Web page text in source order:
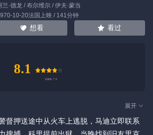
兰·德龙/布尔维尔/伊夫·蒙当
10-20法国上映 / 141分钟
想看 看过
8.1
展开
督押送途中从火车上逃脱，马迪立即联系